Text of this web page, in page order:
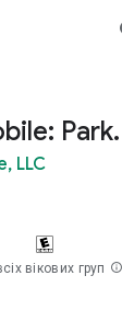
LLC
вікових груп info